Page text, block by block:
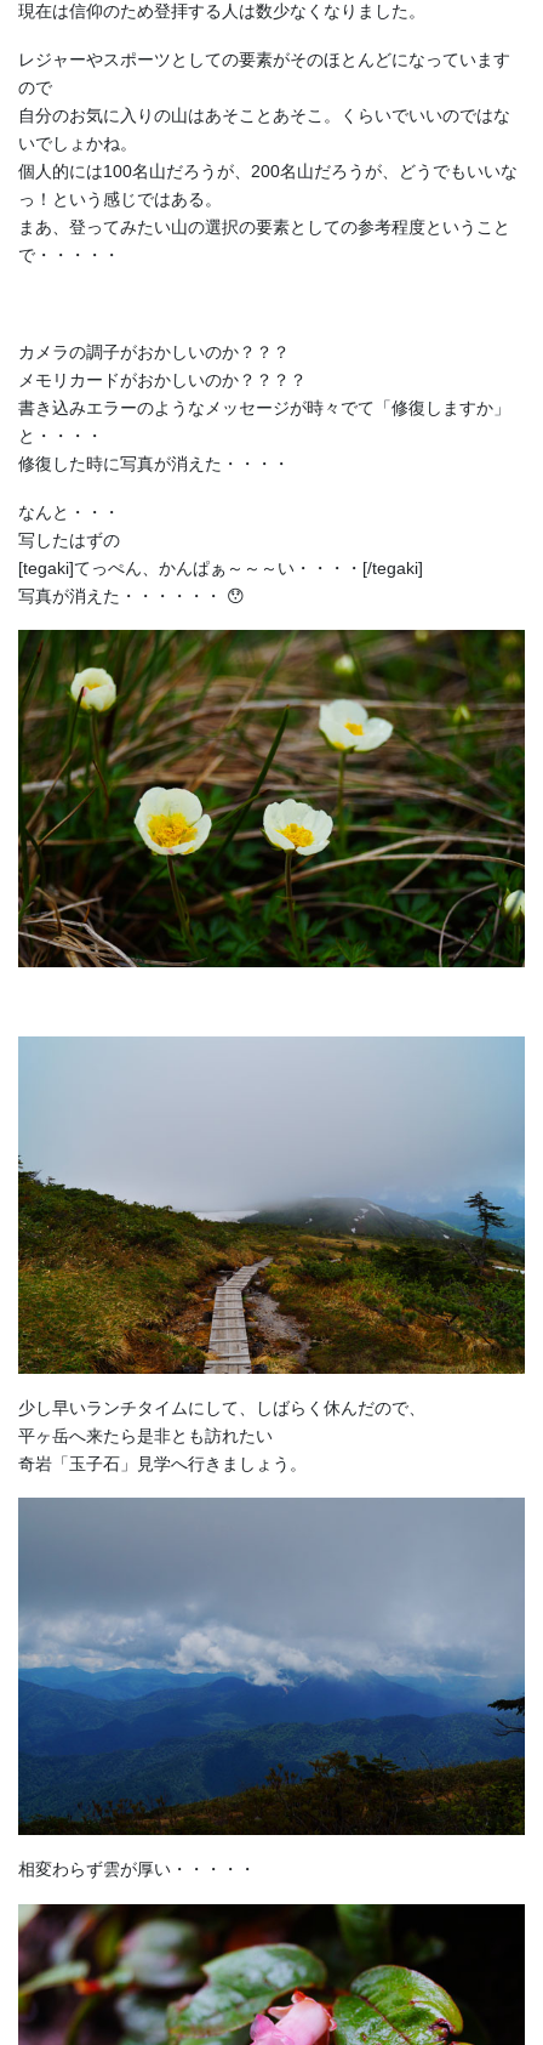
現在は信仰のため登拝する人は数少なくなりました。
レジャーやスポーツとしての要素がそのほとんどになっています
ので
自分のお気に入りの山はあそことあそこ。くらいでいいのではな
いでしょかね。
個人的には100名山だろうが、200名山だろうが、どうでもいいな
っ！という感じではある。
まあ、登ってみたい山の選択の要素としての参考程度ということ
で・・・・・
カメラの調子がおかしいのか？？？
メモリカードがおかしいのか？？？？
書き込みエラーのようなメッセージが時々でて「修復しますか」
と・・・・
修復した時に写真が消えた・・・・
なんと・・・
写したはずの
[tegaki]てっぺん、かんぱぁ～～～い・・・・[/tegaki]
写真が消えた・・・・・・ 😯
少し早いランチタイムにして、しばらく休んだので、
平ヶ岳へ来たら是非とも訪れたい
奇岩「玉子石」見学へ行きましょう。
相変わらず雲が厚い・・・・・